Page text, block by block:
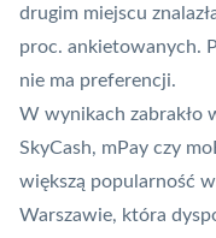
drugim miejscu
proc. ankietowanych.
nie ma preferencji.
W wynikach zabrakło
SkyCash, mPay czy
większą popularność
Warszawie, która